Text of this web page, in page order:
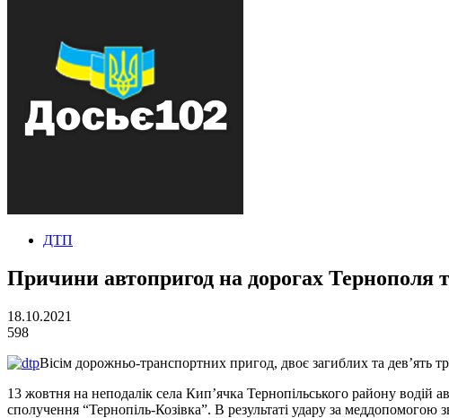
ДТП
Причини автопригод на дорогах Тернополя
18.10.2021
598
Вісім дорожньо-транспортних пригод, двоє загиблих та дев’ять
13 жовтня на неподалік села Кип’ячка Тернопільського району водій
сполучення “Тернопіль-Козівка”. В результаті удару за меддопомогою